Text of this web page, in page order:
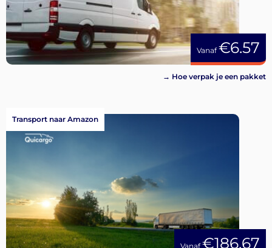
Vanaf€6.57
→ Hoe verpak je een pakket
Vanaf€186.67
Transport naar Amazon